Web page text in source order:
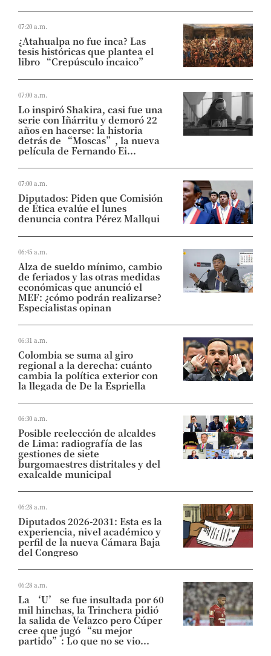
07:20 a.m.
¿Atahualpa no fue inca? Las
tesis históricas que plantea el
libro “Crepúsculo incaico”
07:00 a.m.
Lo inspiró Shakira, casi fue una
serie con Iñárritu y demoró 22
años en hacerse: la historia
detrás de “Moscas”, la nueva
película de Fernando Ei...
07:00 a.m.
Diputados: Piden que Comisión
de Ética evalúe el lunes
denuncia contra Pérez Mallqui
06:45 a.m.
Alza de sueldo mínimo, cambio
de feriados y las otras medidas
económicas que anunció el
MEF: ¿cómo podrán realizarse?
Especialistas opinan
06:31 a.m.
Colombia se suma al giro
regional a la derecha: cuánto
cambia la política exterior con
la llegada de De la Espriella
06:30 a.m.
Posible reelección de alcaldes
de Lima: radiografía de las
gestiones de siete
burgomaestres distritales y del
exalcalde municipal
06:28 a.m.
Diputados 2026-2031: Esta es la
experiencia, nivel académico y
perfil de la nueva Cámara Baja
del Congreso
06:28 a.m.
La ‘U’ se fue insultada por 60
mil hinchas, la Trinchera pidió
la salida de Velazco pero Cúper
cree que jugó “su mejor
partido”: Lo que no se vio...